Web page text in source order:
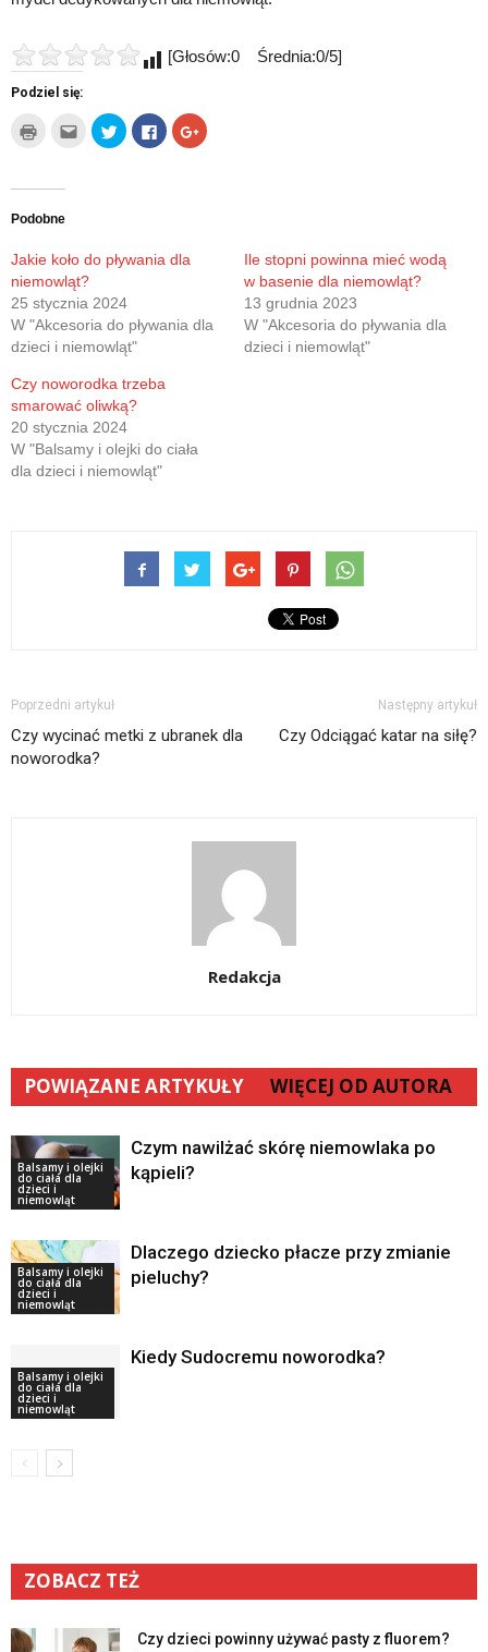
[Głosów:0 Średnia:0/5]
Podziel się:
Kliknij
wydrukować(Otwiera
nowym
Kliknij,
aby
wysłać
w
nowym
oknie)
Udostępnij
na
Twitterze(Otwiera
Click
to
share
Click
to
Podobne
Jakie koło do pływania dla
niemowląt?
25 stycznia 2024
W "Akcesoria do pływania dla
dzieci i niemowląt"
Ile stopni powinna mieć wodą
w basenie dla niemowląt?
13 grudnia 2023
W "Akcesoria do pływania dla
dzieci i niemowląt"
Czy noworodka trzeba
smarować oliwką?
20 stycznia 2024
W "Balsamy i olejki do ciała
dla dzieci i niemowląt"
Poprzedni artykuł
Czy wycinać metki z ubranek dla
noworodka?
Następny artykuł
Czy Odciągać katar na siłę?
Redakcja
POWIĄZANE ARTYKUŁY WIĘCEJ OD AUTORA
Balsamy i olejki
do ciała dla
dzieci i
niemowląt
Czym nawilżać skórę niemowlaka po
kąpieli?
Balsamy i olejki
do ciała dla
dzieci i
niemowląt
Dlaczego dziecko płacze przy zmianie
pieluchy?
Balsamy i olejki
do ciała dla
dzieci i
niemowląt
Kiedy Sudocremu noworodka?
ZOBACZ TEŻ
Czy dzieci powinny używać pasty z fluorem?